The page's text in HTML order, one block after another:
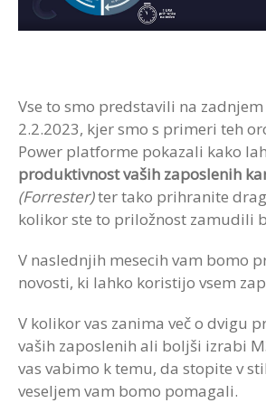
Vse to smo predstavili na
2.2.2023, kjer smo s primeri teh
Power platforme pokazali kako
produktivnost vaših zaposlenih
(Forrester)ter tako prihranite
kolikor ste to priložnost zamudili
V naslednjih mesecih vam bomo
novosti, ki lahko koristijo vsem
V kolikor vas zanima več o dvigu
vaših zaposlenih ali boljši izrabi
vas vabimo k temu, da stopite v
veseljem vam bomo pomagali.